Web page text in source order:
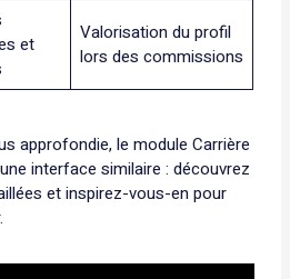
et
Valorisation du profil
lors des commissions
approfondie, le module Carrière
interface similaire : découvrez
et inspirez-vous-en pour